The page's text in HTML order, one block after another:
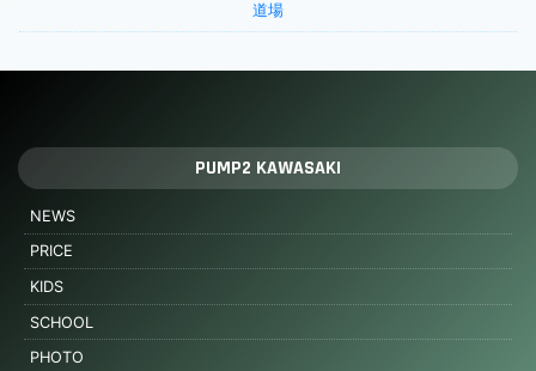
道場
PUMP2 KAWASAKI
NEWS
PRICE
KIDS
SCHOOL
PHOTO